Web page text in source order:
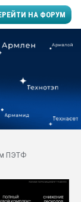
НА ФОРУМ
заводу пластмасс"
ПЭТФ